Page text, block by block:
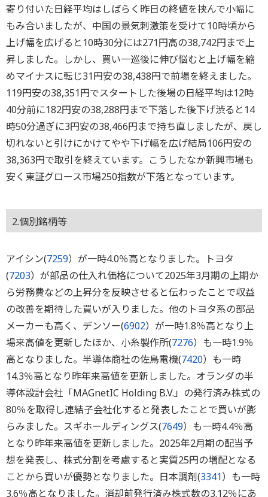
寄り付いた日経平均はしばらく昨日の終値を挟んで小幅に
もみ合いましたが、中国の景気刺激策を受けて10時頃から
上げ幅を広げると10時30分には271円高の38,742円まで上
昇しました。しかし、買い一巡後に伸び悩むと上げ幅を縮
めマイナスに転じ31円安の38,438円で前場を終えました。
119円安の38,351円でスタートした後場の日経平均は12時
40分前に182円安の38,288円まで下落した後下げ渋ると14
時50分過ぎに3円安の38,466円まで持ち直しましたが、戻し
切れないと引けにかけてやや下げ幅を広げ結局106円安の
38,363円で取引を終えています。こうしたなか新興市場も
安く東証グロース市場250指数が下落となっています。
2.個別銘柄等
アイシン(7259）が一時4.0％高となりました。トヨタ
(7203）が部品の仕入れ価格について2025年3月期の上期か
ら労務費などの上昇分を反映させると伝わったことで収益
の改善を期待した買いが入りました。他のトヨタ系の部品
メーカーも高く、デンソー(6902）が一時1.8％高となり上
場来高値を更新したほか、小糸製作所(7276）も一時1.9％
高となりました。半導体商社の佐鳥電機(7420）も一時
14.3％高となり昨年来高値を更新しました。オランダの半
導体設計会社「MAGnetIC Holding B.V.」の発行済み株式の
80％を取得し連結子会社化すると発表したことで買いが膨
らみました。スギホールディングス(7649）も一時4.4％高
となり昨年来高値を更新しました。2025年2月期の配当予
想を発表し、株式分割を考慮すると実質25円の増配となる
ことから買いが優勢となりました。日本調剤(3341）も一時
3.6％高となりました。消却前発行済み株式数の3.12％にあ